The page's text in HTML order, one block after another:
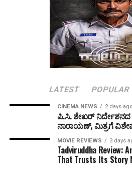
LATEST POPULAR
CINEMA NEWS 2 days ago
ಪಿ.ಸಿ. ಶೇಖರ್ ನಿರ್ದೇಶನದ
ನಾರಾಯಣ್, ಮಿತ್ರಗೆ
MOVIE REVIEWS 3 days
Tadviruddha Review:
That Trusts Its Story